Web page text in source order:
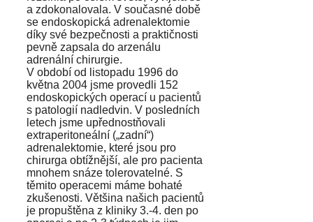
a zdokonalovala. V současné době
se endoskopická adrenalektomie
díky své bezpečnosti a praktičnosti
pevně zapsala do arzenálu
adrenální chirurgie.
V období od listopadu 1996 do
května 2004 jsme provedli 152
endoskopických operací u pacientů
s patologií nadledvin. V posledních
letech jsme upřednostňovali
extraperitoneální („zadní“)
adrenalektomie, které jsou pro
chirurga obtížnější, ale pro pacienta
mnohem snáze tolerovatelné. S
těmito operacemi máme bohaté
zkušenosti. Většina našich pacientů
je propuštěna z kliniky 3.-4. den po